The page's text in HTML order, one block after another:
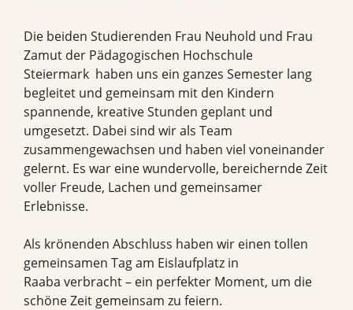
Die beiden Studierenden Frau Neuhold und Frau
Zamut der Pädagogischen Hochschule
Steiermark haben uns ein ganzes Semester lang
begleitet und gemeinsam mit den Kindern
spannende, kreative Stunden geplant und
umgesetzt. Dabei sind wir als Team
zusammengewachsen und haben viel voneinander
gelernt. Es war eine wundervolle, bereichernde Zeit
voller Freude, Lachen und gemeinsamer
Erlebnisse.
Als krönenden Abschluss haben wir einen tollen
gemeinsamen Tag am Eislaufplatz in
Raaba verbracht – ein perfekter Moment, um die
schöne Zeit gemeinsam zu feiern.